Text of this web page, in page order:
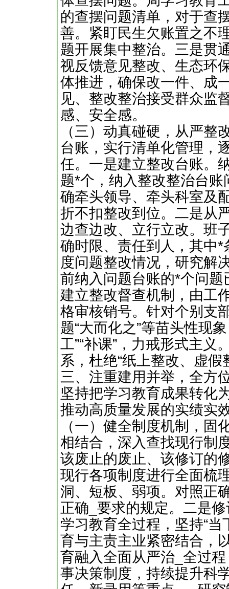
的查摆问题清单，对于查
善。紧盯民生欠账置之不
题开展集中整治。三是贯
视反馈意见整改、生态环
体推进，确保改一件、成
见、整改整治接受群众监
感、安全感。
（三）动真碰硬，从严整
台账，实行清单化管理，
任。一是建立整改台账。
题*个，纳入整改整治台
确牵头领导、牵头科室及
折不扣整改到位。二是从
边查边改、立行立改。班
确时限、责任到人，其中
度问题整改情况，研究解
前纳入问题台账的*个问
建立整改督查机制，由工
格审核销号。针对个别支
题“大而化之”等苗头性现
工”“补课”，力戒形式主
系，杜绝“纸上整改、虚假
三、注重建用并举，全方
坚持把学习教育成果转化
推动高质量发展的实绩实
（一）健全制度机制，固
相结合，深入查找现行制
该废止的废止、该修订的
现行各项制度进行全面梳
洞、短板、弱项。对照正
正确_要求的规定。二是
学习教育全过程，坚持“当
育与主责主业紧密结合，
育融入全面从严治_全过
事决策制度，持续提升科